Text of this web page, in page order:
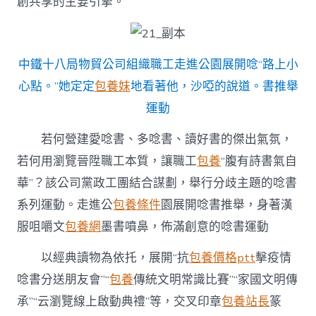
中鐵十八局物貿公司組織職工走進公園展開唸“路上小
心點。”她定定包養妹地看著他，沙啞的說道。書推舉
運動
若何營建愛唸書、多唸書、讀好書的傑出氣氛，
若何用瀏覽晉陞職工本質，讓職工包養“腹有詩書氣自
華”？該公司黨政工團結合謀劃，舉行分歧主題的唸書
系列運動。走進公包養條件園展開唸書推舉，身著漢
服咀嚼文包養網墨書噴鼻，佈滿創意的唸書運動
以經典讀物為依托，展開“抗包養價格ptt擊疫情
唸書分送朋友會”“包養傳統文明常識比賽”“家國文明傳
承”“云瀏覽線上啟動典禮”等，交叉印章包養站長篆